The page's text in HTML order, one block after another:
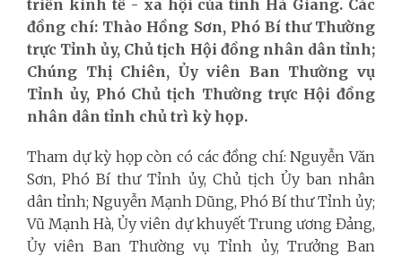
triển kinh tế - xã hội của tỉnh Hà Giang. Các
đồng chí: Thào Hồng Sơn, Phó Bí thư Thường
trực Tỉnh ủy, Chủ tịch Hội đồng nhân dân tỉnh;
Chúng Thị Chiên, Ủy viên Ban Thường vụ
Tỉnh ủy, Phó Chủ tịch Thường trực Hội đồng
nhân dân tỉnh chủ trì kỳ họp.
Tham dự kỳ họp còn có các đồng chí: Nguyễn Văn
Sơn, Phó Bí thư Tỉnh ủy, Chủ tịch Ủy ban nhân
dân tỉnh; Nguyễn Mạnh Dũng, Phó Bí thư Tỉnh ủy;
Vũ Mạnh Hà, Ủy viên dự khuyết Trung ương Đảng,
Ủy viên Ban Thường vụ Tỉnh ủy, Trưởng Ban